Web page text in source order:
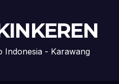
Indonesia - Karawang